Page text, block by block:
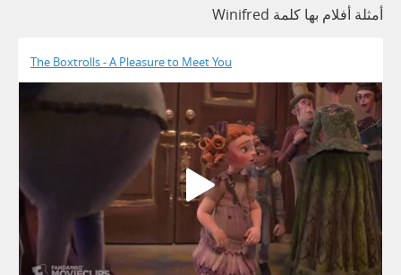
أمثلة أفلام بها كلمة Winifred
The Boxtrolls - A Pleasure to Meet You